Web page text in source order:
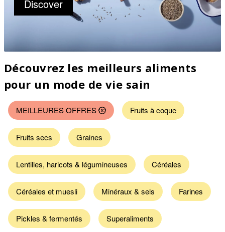
Discover
Découvrez les meilleurs aliments
pour un mode de vie sain
MEILLEURES OFFRES Fruits à coque
Fruits secs Graines
Lentilles, haricots & légumineuses Céréales
Céréales et muesli Minéraux & sels Farines
Pickles & fermentés Superaliments